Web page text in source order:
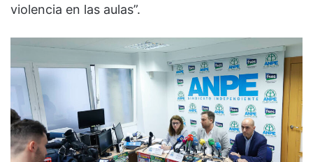
violencia en las aulas”.